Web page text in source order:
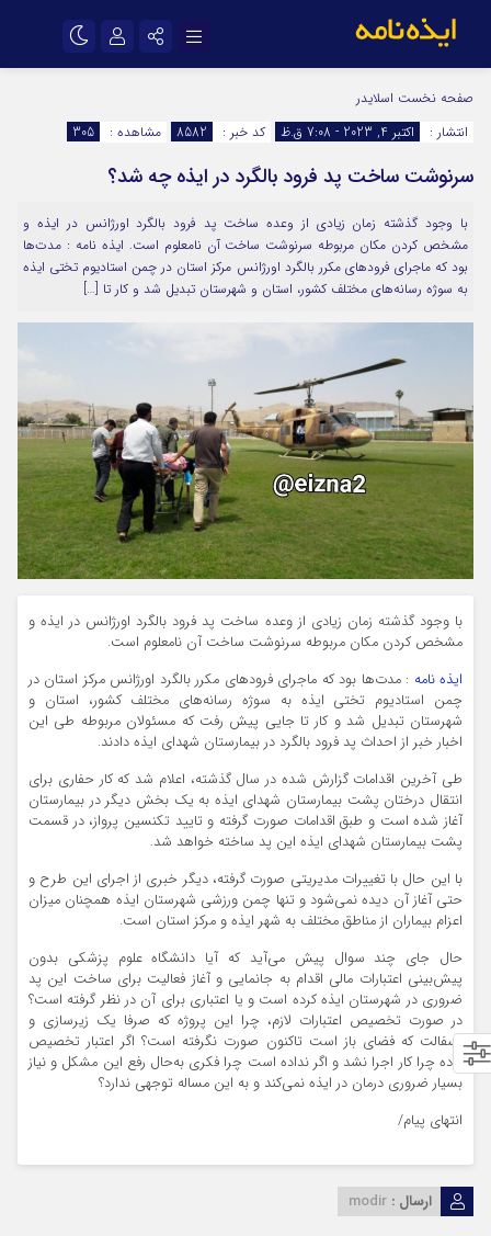
اینستاگرام
سروش
ایتا
آپارات
اپلیکیشن رمز عبور
مرا به خاطر بسپار
صفحه نخست اسلایدر
انتشار :
اکتبر 4, 2023 - 7:08 ق.ظ کد خبر : 8582 مشاهده : 305
سرنوشت ساخت پد فرود بالگرد در ایذه چه شد؟
با وجود گذشته زمان زیادی از وعده ساخت پد فرود بالگرد اورژانس در ایذه و
مشخص کردن مکان مربوطه سرنوشت ساخت آن نامعلوم است‌. ایذه نامه : مدت‌ها
بود که ماجرای فرودهای مکرر بالگرد اورژانس مرکز استان در چمن استادیوم تختی ایذه
به سوژه رسانه‌های مختلف کشور، استان و شهرستان تبدیل شد و کار تا […]
با وجود گذشته زمان زیادی از وعده ساخت پد فرود بالگرد اورژانس در ایذه و
مشخص کردن مکان مربوطه سرنوشت ساخت آن نامعلوم است‌.
ایذه نامه : مدت‌ها بود که ماجرای فرودهای مکرر بالگرد اورژانس مرکز استان در
چمن استادیوم تختی ایذه به سوژه رسانه‌های مختلف کشور، استان و
شهرستان تبدیل شد و کار تا جایی پیش رفت که مسئولان مربوطه طی این
اخبار خبر از احداث پد فرود بالگرد در بیمارستان شهدای ایذه دادند.
طی آخرین اقدامات گزارش شده در سال گذشته، اعلام شد که کار حفاری برای
انتقال درختان پشت بیمارستان شهدای ایذه به یک بخش دیگر در بیمارستان
آغاز شده است و طبق اقدامات صورت گرفته و تایید تکنسین پرواز، در قسمت
پشت بیمارستان شهدای ایذه این پد ساخته خواهد شد.
با این حال با تغییرات مدیریتی صورت گرفته، دیگر خبری از اجرای این طرح و
حتی آغاز آن دیده نمی‌شود و تنها چمن ورزشی شهرستان ایذه همچنان میزان
اعزام بیماران از مناطق مختلف به شهر ایذه و مرکز استان است.
حال جای چند سوال پیش می‌آید که آیا دانشگاه علوم پزشکی بدون
پیش‌بینی اعتبارات مالی اقدام به جانمایی و آغاز فعالیت برای ساخت این پد
ضروری در شهرستان ایذه کرده است و یا اعتباری برای آن در نظر گرفته است؟
در صورت تخصیص اعتبارات لازم، چرا این پروژه که صرفا یک زیرسازی و
آسفالت که فضای باز است تاکنون صورت نگرفته است؟ اگر اعتبار تخصیص
داده چرا کار اجرا نشد و اگر نداده است چرا فکری به‌حال رفع این مشکل و نیاز
بسیار ضروری درمان در ایذه نمی‌کند و به این مساله توجهی ندارد؟
انتهای پیام/
ارسال : modir